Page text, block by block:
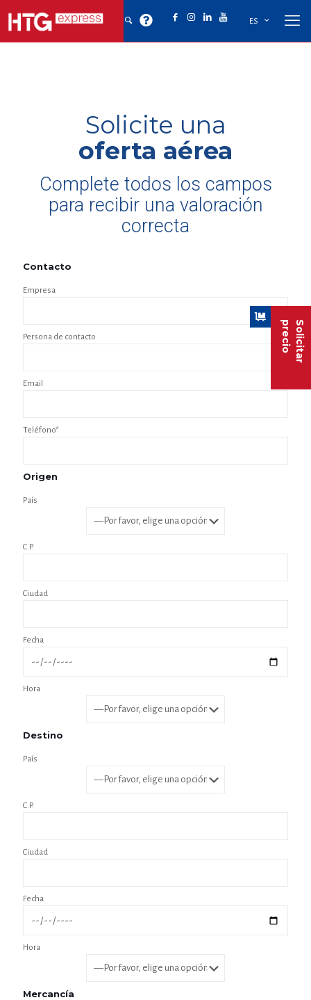
Solicitar
precio
ES
Solicite una
oferta aérea
Complete todos los campos
para recibir una valoración
correcta
Contacto
Empresa
Persona de contacto
Email
Teléfono*
Origen
País
C.P.
Ciudad
Fecha
Hora
Destino
País
C.P.
Ciudad
Fecha
Hora
Mercancía